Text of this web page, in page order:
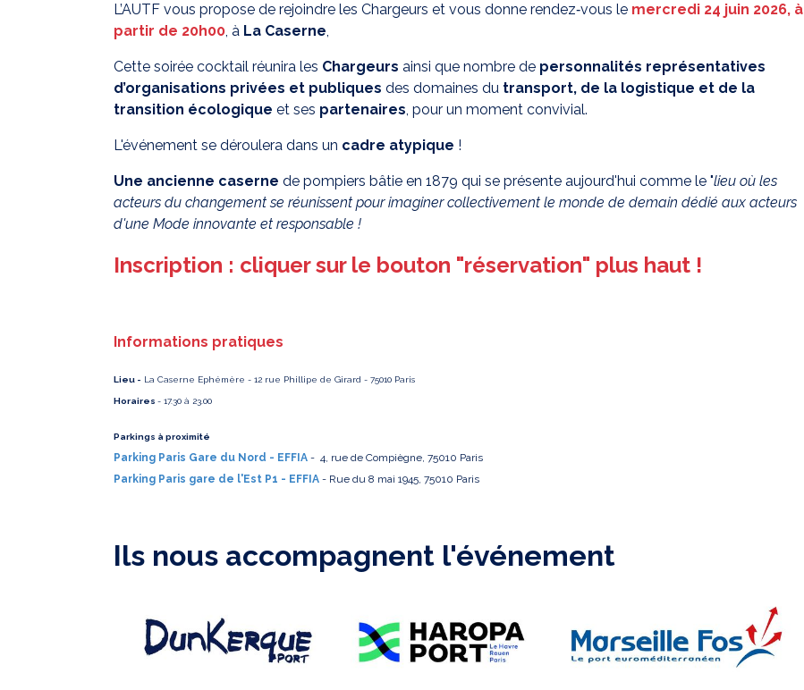
L’AUTF vous propose de rejoindre les Chargeurs et vous donne rendez‑vous le mercredi 24 juin 2026, à
partir de 20h00, à La Caserne,
Cette soirée cocktail réunira les Chargeurs ainsi que nombre de personnalités représentatives
d’organisations privées et publiques des domaines du transport, de la logistique et de la
transition écologique et ses partenaires, pour un moment convivial.
L'événement se déroulera dans un cadre atypique !
Une ancienne caserne de pompiers bâtie en 1879 qui se présente aujourd'hui comme le "lieu où les
acteurs du changement se réunissent pour imaginer collectivement le monde de demain dédié aux acteurs
d'une Mode innovante et responsable !
Inscription : cliquer sur le bouton "réservation" plus haut !
Informations pratiques
Lieu - La Caserne Ephémère - 12 rue Phillipe de Girard - 75010 Paris
Horaires - 17.30 à 23.00
Parkings à proximité
Parking Paris Gare du Nord - EFFIA - 4, rue de Compiègne, 75010 Paris
Parking Paris gare de l'Est P1 - EFFIA - Rue du 8 mai 1945, 75010 Paris
Ils nous accompagnent l'événement